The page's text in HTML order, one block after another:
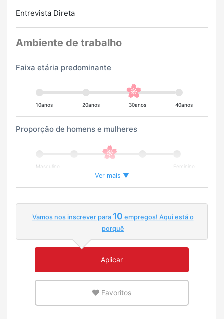
Entrevista Direta
Ambiente de trabalho
Faixa etária predominante
10anos 20anos 30anos 40anos
Proporção de homens e mulheres
Masculino Feminino
Porcentagem de trabalhadores estrangeiros
Ambiente onde você possa praticar inglês ou sua
Ver mais ▼
Vamos nos inscrever para10empregos! Aqui está o
porquê
Aplicar
Favoritos